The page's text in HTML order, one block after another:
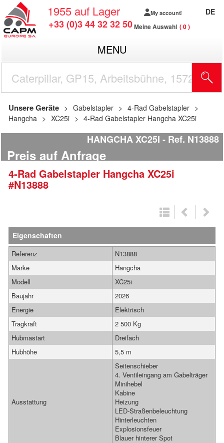
1955 auf Lager
+33 (0)3 44 32 32 50
My account
Meine Auswahl 0
DE
MENU
Unsere Geräte Gabelstapler
4-Rad Gabelstapler
Hangcha
XC25i 4-Rad Gabelstapler Hangcha XC25i
HANGCHA XC25I Ref. N13888
Preis auf Anfrage
4-Rad Gabelstapler Hangcha XC25i
#N13888
Eigenschaften
Referenz
N13888
Marke
Hangcha
Modell
XC25i
Baujahr
2026
Energie
Elektrisch
Tragkraft
2 500 Kg
Hubmastart
Dreifach
Hubhöhe
5,5 m
Ausstattung
Seitenschieber
4. Ventileingang am Gabelträger
Minihebel
Kabine
Heizung
LED-Straßenbeleuchtung
Hinterleuchten
Explosionsfeuer
Blauer hinterer Spot